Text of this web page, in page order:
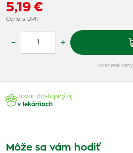
5,19 €
Cena s DPH
– +
Uvedené
Tovar dostupný aj
v lekárňach
Môže sa vám hodiť